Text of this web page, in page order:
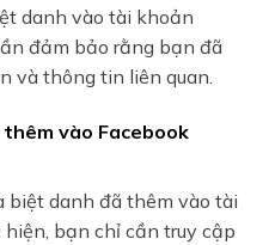
danh vào tài khoản
đảm bảo rằng bạn đã
và thông tin liên quan.
vào Facebook
biệt danh đã thêm vào tài
bạn chỉ cần truy cập